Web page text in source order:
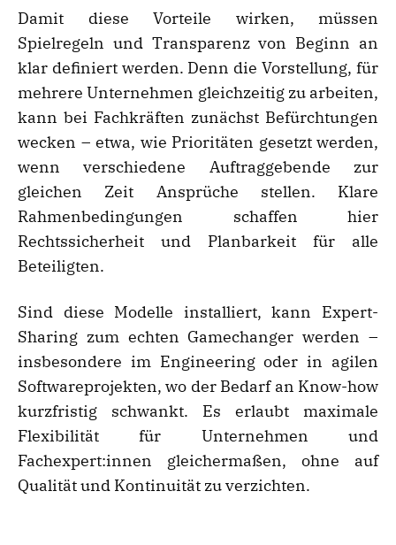
Damit diese Vorteile wirken, müssen
Spielregeln und Transparenz von Beginn an
klar definiert werden. Denn die Vorstellung, für
mehrere Unternehmen gleichzeitig zu arbeiten,
kann bei Fachkräften zunächst Befürchtungen
wecken – etwa, wie Prioritäten gesetzt werden,
wenn verschiedene Auftraggebende zur
gleichen Zeit Ansprüche stellen. Klare
Rahmenbedingungen schaffen hier
Rechtssicherheit und Planbarkeit für alle
Beteiligten.
Sind diese Modelle installiert, kann Expert-
Sharing zum echten Gamechanger werden –
insbesondere im Engineering oder in agilen
Softwareprojekten, wo der Bedarf an Know-how
kurzfristig schwankt. Es erlaubt maximale
Flexibilität für Unternehmen und
Fachexpert:innen gleichermaßen, ohne auf
Qualität und Kontinuität zu verzichten.